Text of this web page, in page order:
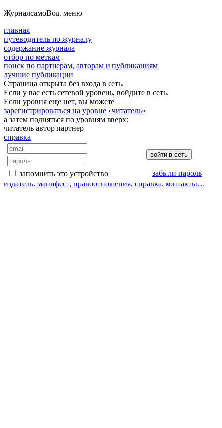
ЖурналсамоВод. меню
главная
путеводитель по журналу
содержание журнала
отбор по меткам
поиск по партнерам, авторам и публикациям
лучшие публикации
Страница открыта без входа в сеть.
Если у вас есть сетевой уровень, войдите в сеть.
Если уровня еще нет, вы можете
зарегистрироваться на уровне «читатель»
а затем подняться по уровням вверх:
читатель автор партнер
справка
запомнить это устройство
забыли пароль
издатель: манифест, правоотношения, справка, контакты…